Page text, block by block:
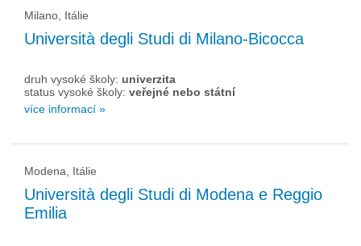
Milano, Itálie
Università degli Studi di Milano-Bicocca
druh vysoké školy: univerzita
status vysoké školy: veřejné nebo státní
více informací »
Modena, Itálie
Università degli Studi di Modena e Reggio
Emilia